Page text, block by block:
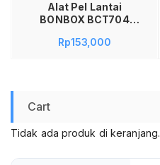
Alat Pel Lantai
BONBOX BCT704
Alat Pel Lantai Kain
Rp153,000
Cart
Tidak ada produk di keranjang.